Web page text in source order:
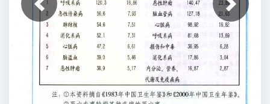
上一张 下一张